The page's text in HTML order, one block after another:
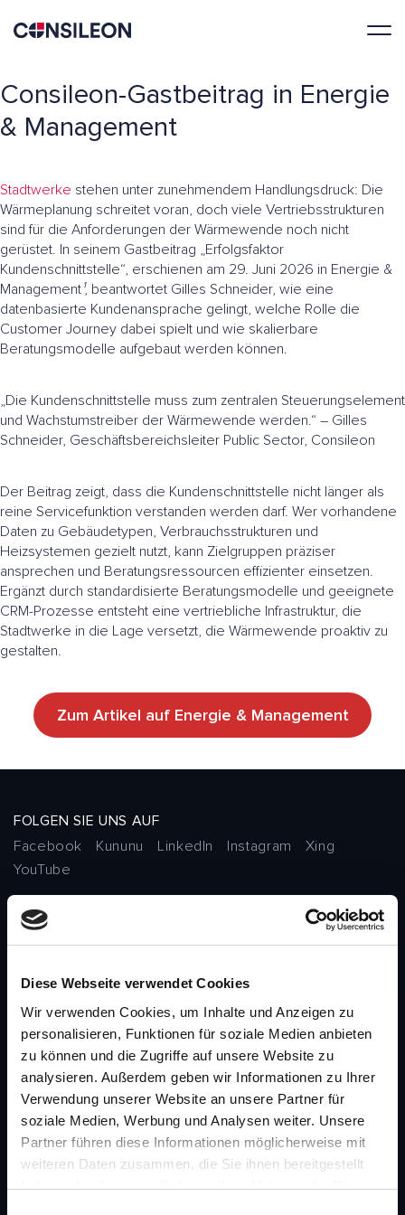
Diese Webseite verwendet Cookies
Wir verwenden Cookies, um Inhalte und Anzeigen zu
personalisieren, Funktionen für soziale Medien anbieten
zu können und die Zugriffe auf unsere Website zu
analysieren. Außerdem geben wir Informationen zu Ihrer
Verwendung unserer Website an unsere Partner für
soziale Medien, Werbung und Analysen weiter. Unsere
Partner führen diese Informationen möglicherweise mit
weiteren Daten zusammen, die Sie ihnen bereitgestellt
haben oder die sie im Rahmen Ihrer Nutzung der Dienste
Consileon-Gastbeitrag in Energie
& Management
Stadtwerke stehen unter zunehmendem Handlungsdruck: Die
Wärmeplanung schreitet voran, doch viele Vertriebsstrukturen
sind für die Anforderungen der Wärmewende noch nicht
gerüstet. In seinem Gastbeitrag „Erfolgsfaktor
Kundenschnittstelle“, erschienen am 29. Juni 2026 in Energie &
Management, beantwortet Gilles Schneider, wie eine
datenbasierte Kundenansprache gelingt, welche Rolle die
Customer Journey dabei spielt und wie skalierbare
Beratungsmodelle aufgebaut werden können.
„Die Kundenschnittstelle muss zum zentralen Steuerungselement
und Wachstumstreiber der Wärmewende werden.“ – Gilles
Schneider, Geschäftsbereichsleiter Public Sector, Consileon
Der Beitrag zeigt, dass die Kundenschnittstelle nicht länger als
reine Servicefunktion verstanden werden darf. Wer vorhandene
Daten zu Gebäudetypen, Verbrauchsstrukturen und
Heizsystemen gezielt nutzt, kann Zielgruppen präziser
ansprechen und Beratungsressourcen effizienter einsetzen.
Ergänzt durch standardisierte Beratungsmodelle und geeignete
CRM-Prozesse entsteht eine vertriebliche Infrastruktur, die
Stadtwerke in die Lage versetzt, die Wärmewende proaktiv zu
gestalten.
Zum Artikel auf Energie & Management
FOLGEN SIE UNS AUF
Facebook
Kununu LinkedIn Instagram
Xing
YouTube
Automotive
Banking
Healthcare
Kapitalmärkte
Öffentlicher Sektor
Versicherungen
PORTFOLIO